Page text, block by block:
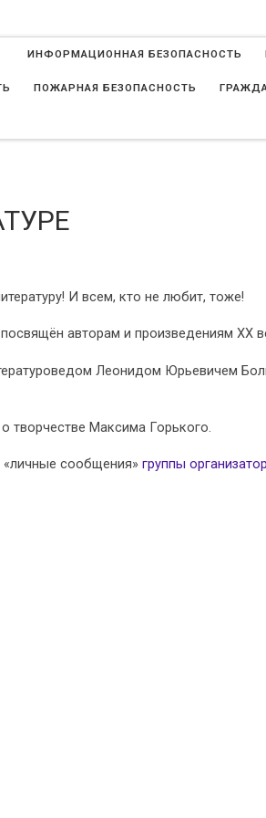
ИНФОРМАЦИОННАЯ БЕЗОПАСНОСТЬ
ПОЖАРНАЯ БЕЗОПАСНОСТЬ
И всем, кто не любит, тоже!
авторам и произведениям XX
Леонидом Юрьевичем
творчестве Максима Горького.
«личные сообщения» группы